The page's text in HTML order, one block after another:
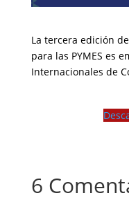
La tercera edición
para las PYMES es
Internacionales de
6